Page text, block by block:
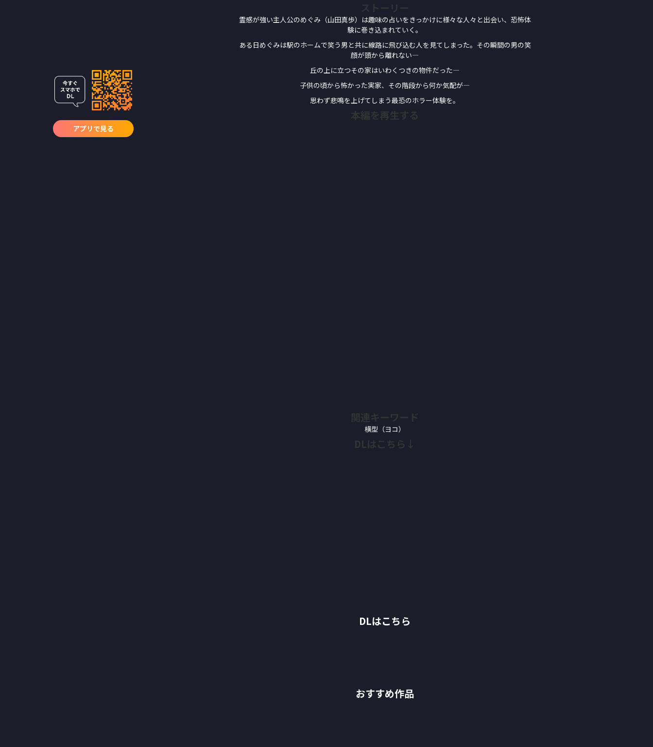
アプリで見る
ストーリー
霊感が強い主人公のめぐみ（山田真歩）は趣味の占いをきっかけに様々な人々と出会い、恐怖体
験に巻き込まれていく。
ある日めぐみは駅のホームで笑う男と共に線路に飛び込む人を見てしまった。その瞬間の男の笑
顔が頭から離れない―
丘の上に立つその家はいわくつきの物件だった―
子供の頃から怖かった実家、その階段から何か気配が―
思わず悲鳴を上げてしまう最恐のホラー体験を。
本編を再生する
関連キーワード
横型（ヨコ）
DLはこちら↓
DLはこちら
おすすめ作品